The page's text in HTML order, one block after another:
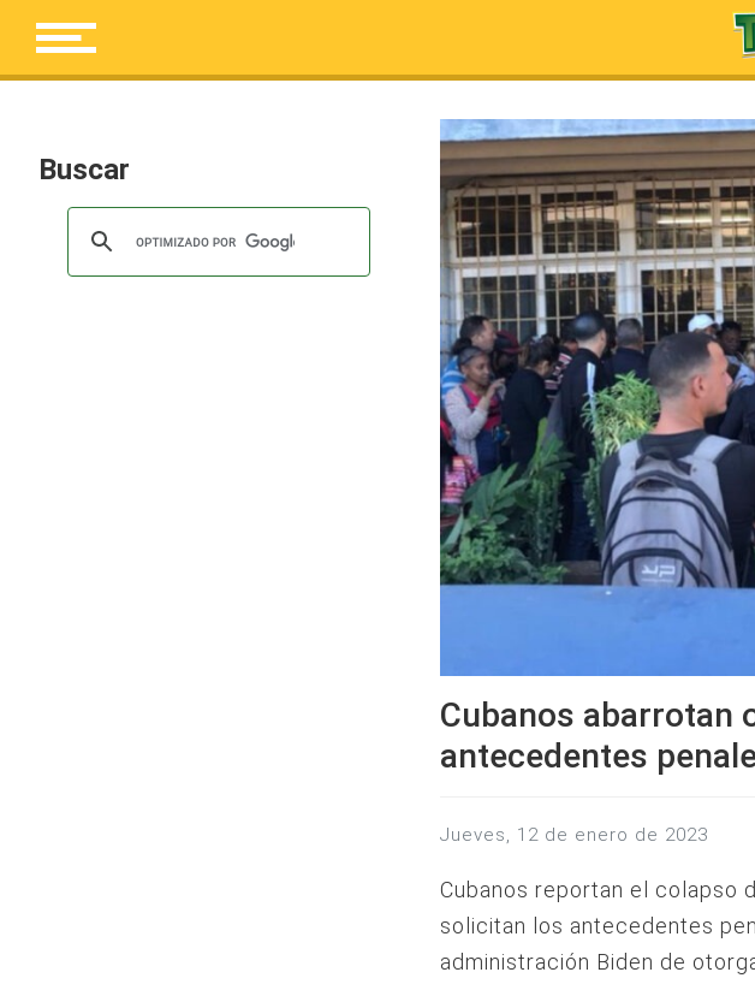
Buscar
Cubanos abarrotan
antecedentes
jueves, 12 de enero de 2023
Cubanos reportan el colapso
solicitan los antecedentes
administración Biden de